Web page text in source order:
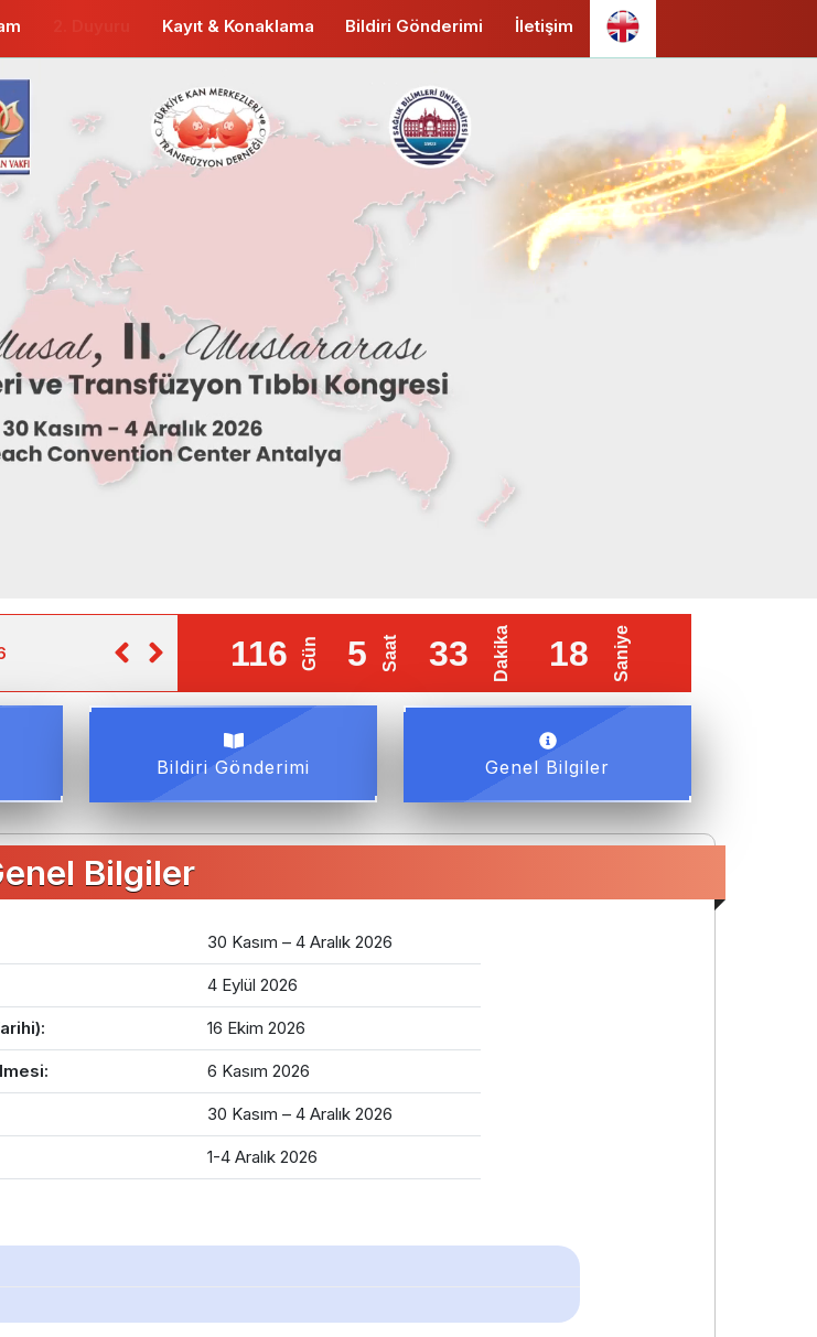
Kayıt & Konaklama Bildiri Gönderimi İletişim
Bildiri Gönderim Son Tarihi : 16 Ekim 2026 Erken Kayıt Son Tarihi : 4 Eylül
Bildiri Gönderimi Genel Bilgiler
Bilgiler
30 Kasım – 4 Aralık 2026
4 Eylül 2026
16 Ekim 2026
6 Kasım 2026
30 Kasım – 4 Aralık 2026
1-4 Aralık 2026